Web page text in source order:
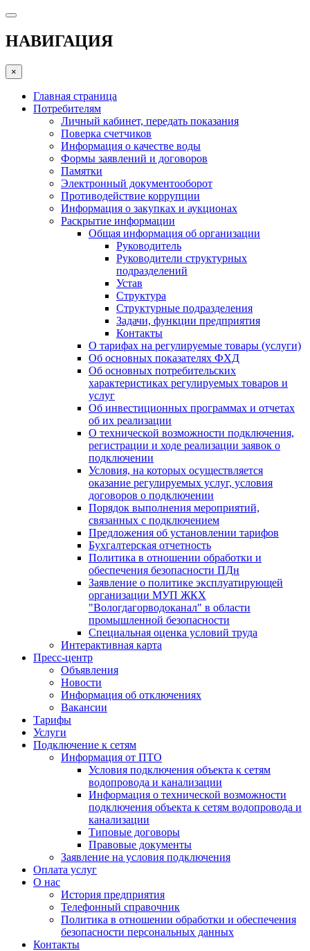
НАВИГАЦИЯ
×
Главная страница
Потребителям
Личный кабинет, передать показания
Поверка счетчиков
Информация о качестве воды
Формы заявлений и договоров
Памятки
Электронный документооборот
Противодействие коррупции
Информация о закупках и аукционах
Раскрытие информации
Общая информация об организации
Руководитель
Руководители структурных
подразделений
Устав
Структура
Структурные подразделения
Задачи, функции предприятия
Контакты
О тарифах на регулируемые товары (услуги)
Об основных показателях ФХД
Об основных потребительских
характеристиках регулируемых товаров и
услуг
Об инвестиционных программах и отчетах
об их реализации
О технической возможности подключения,
регистрации и ходе реализации заявок о
подключении
Условия, на которых осуществляется
оказание регулируемых услуг, условия
договоров о подключении
Порядок выполнения мероприятий,
связанных с подключением
Предложения об установлении тарифов
Бухгалтерская отчетность
Политика в отношении обработки и
обеспечения безопасности ПДн
Заявление о политике эксплуатирующей
организации МУП ЖКХ
"Вологдагорводоканал" в области
промышленной безопасности
Специальная оценка условий труда
Интерактивная карта
Пресс-центр
Объявления
Новости
Информация об отключениях
Вакансии
Тарифы
Услуги
Подключение к сетям
Информация от ПТО
Условия подключения объекта к сетям
водопровода и канализации
Информация о технической возможности
подключения объекта к сетям водопровода и
канализации
Типовые договоры
Правовые документы
Заявление на условия подключения
Оплата услуг
О нас
История предприятия
Телефонный справочник
Политика в отношении обработки и обеспечения
безопасности персональных данных
Контакты